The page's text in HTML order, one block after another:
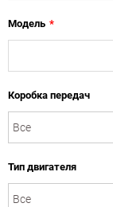
Модель *
Коробка передач
Тип двигателя